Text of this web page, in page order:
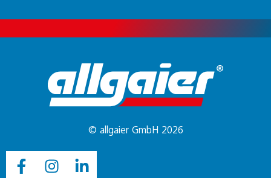
© allgaier GmbH 2026